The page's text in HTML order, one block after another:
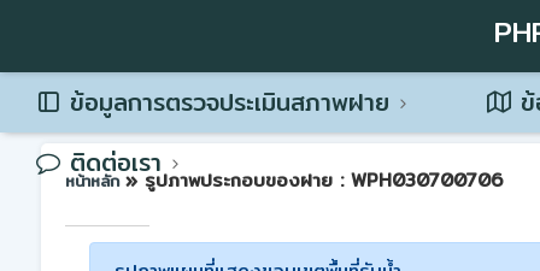
ข้อมูลการตรวจประเมินสภาพฝาย
ติดต่อเรา
หน้าหลัก » รูปภาพประกอบของฝาย : WPH030700706